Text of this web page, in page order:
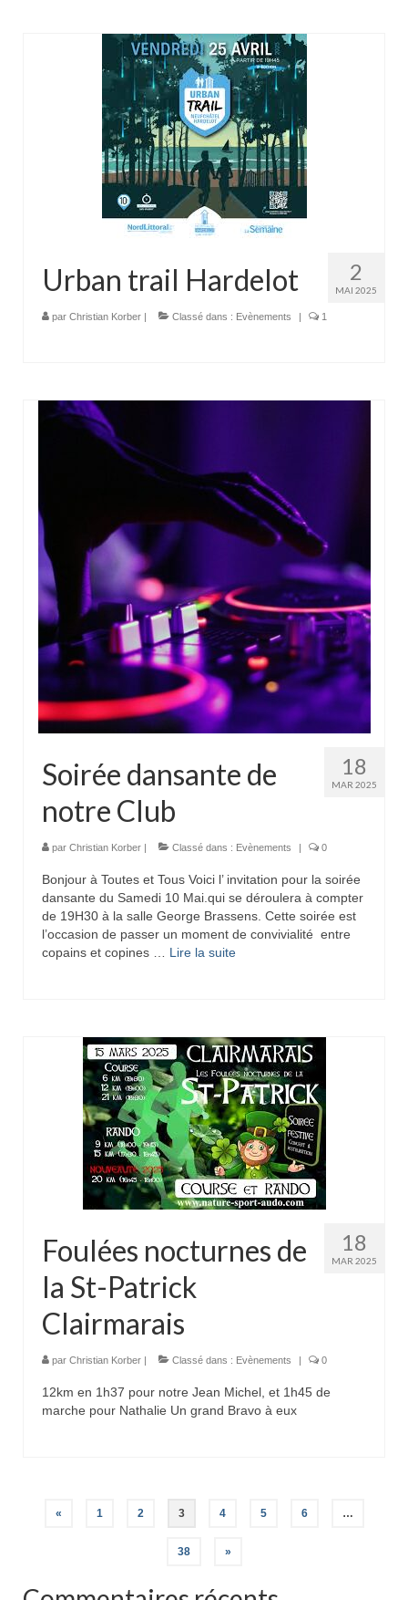
2
MAI 2025
Urban trail Hardelot
par Christian Korber | Classé dans : Evènements | 1
18
MAR 2025
Soirée dansante de
notre Club
par Christian Korber | Classé dans : Evènements | 0
Bonjour à Toutes et Tous Voici l’ invitation pour la soirée
dansante du Samedi 10 Mai.qui se déroulera à compter
de 19H30 à la salle George Brassens. Cette soirée est
l’occasion de passer un moment de convivialité entre
copains et copines … Lire la suite­­
18
MAR 2025
Foulées nocturnes de
la St-Patrick
Clairmarais
par Christian Korber | Classé dans : Evènements | 0
12km en 1h37 pour notre Jean Michel, et 1h45 de
marche pour Nathalie Un grand Bravo à eux
Pagination
publications
« 1 2 3 4 5 6 …
38 »